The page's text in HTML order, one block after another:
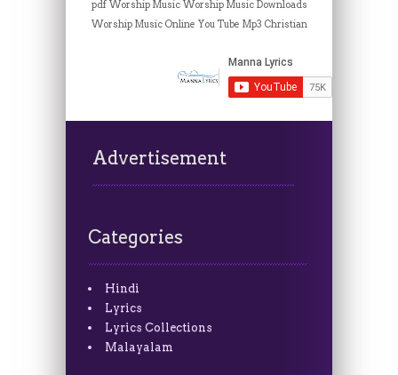
pdf Worship Music Worship Music Downloads
Worship Music Online You Tube Mp3 Christian
Advertisement
Categories
Hindi
Lyrics
Lyrics Collections
Malayalam